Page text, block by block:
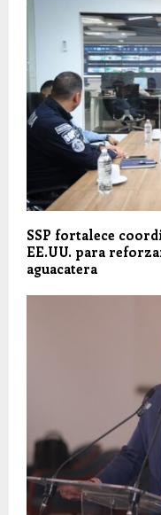
SSP fortalece
EE.UU. para
aguacatera